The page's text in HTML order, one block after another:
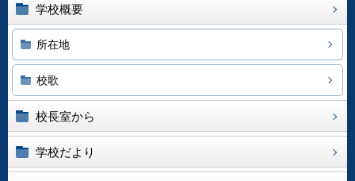
学校概要
所在地
校歌
校長室から
学校だより